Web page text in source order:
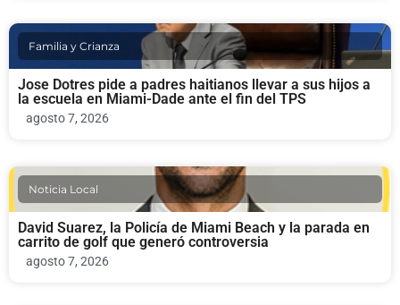
Familia y Crianza
Jose Dotres pide a padres haitianos llevar a sus hijos a
la escuela en Miami-Dade ante el fin del TPS
agosto 7, 2026
Noticia Local
David Suarez, la Policía de Miami Beach y la parada en
carrito de golf que generó controversia
agosto 7, 2026